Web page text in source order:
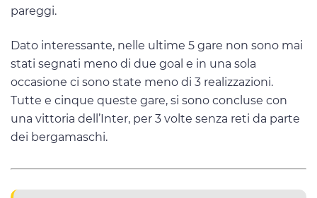
pareggi.
Dato interessante, nelle ultime 5 gare non sono mai
stati segnati meno di due goal e in una sola
occasione ci sono state meno di 3 realizzazioni.
Tutte e cinque queste gare, si sono concluse con
una vittoria dell’Inter, per 3 volte senza reti da parte
dei bergamaschi.